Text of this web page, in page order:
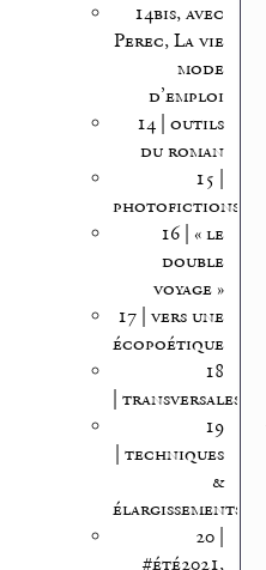
14bis, avec
Perec, La vie
mode
d’emploi
14 | outils
du roman
15 |
photofictions
16 | « le
double
voyage »
17 | vers une
écopoétique
18
| transversales
19
| techniques
&
élargissements
20 |
#été2021,